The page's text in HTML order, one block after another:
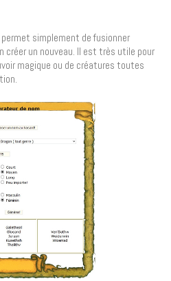
simplement de fusionner
créer un nouveau. Il est très utile pour
magique ou de créatures toutes